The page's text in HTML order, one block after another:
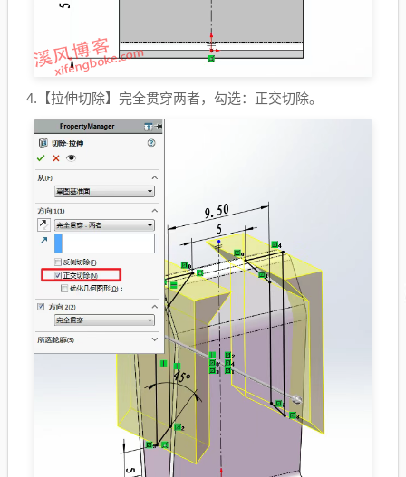
4.【拉伸切除】完全贯穿两者，勾选：正交切除。